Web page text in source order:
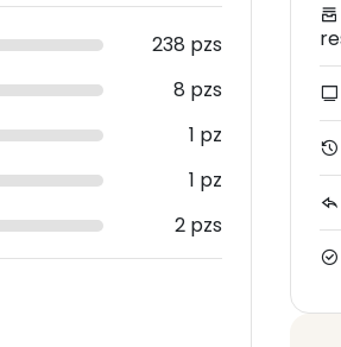
238 pzs
8 pzs
1 pz
1 pz
2 pzs